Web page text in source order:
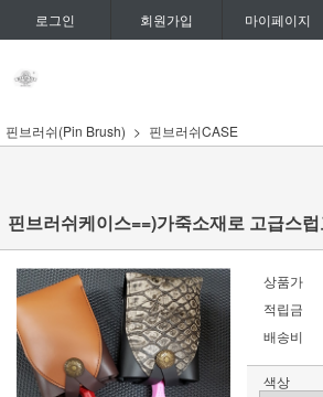
로그인 회원가입 마이페이지
핀브러쉬(Pin Brush) 핀브러쉬CASE
핀브러쉬케이스==)가죽소재로 고급스
상품가
적립금
배송비
색상